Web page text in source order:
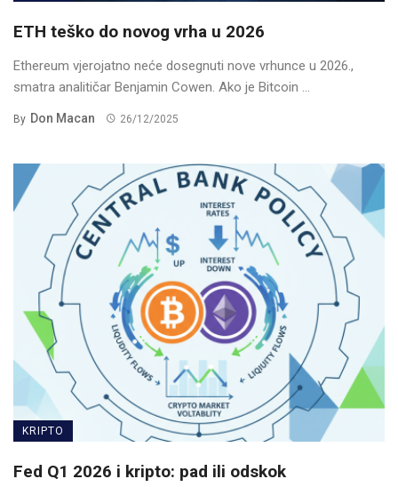
ETH teško do novog vrha u 2026
Ethereum vjerojatno neće dosegnuti nove vrhunce u 2026.,
smatra analitičar Benjamin Cowen. Ako je Bitcoin ...
By Don Macan 26/12/2025
KRIPTO
Fed Q1 2026 i kripto: pad ili odskok